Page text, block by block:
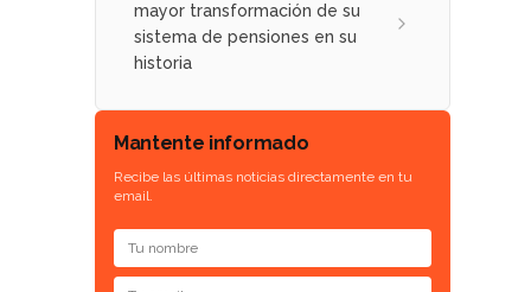
mayor transformación de su
sistema de pensiones en su
historia
Mantente informado
Recibe las últimas noticias directamente en tu
email.